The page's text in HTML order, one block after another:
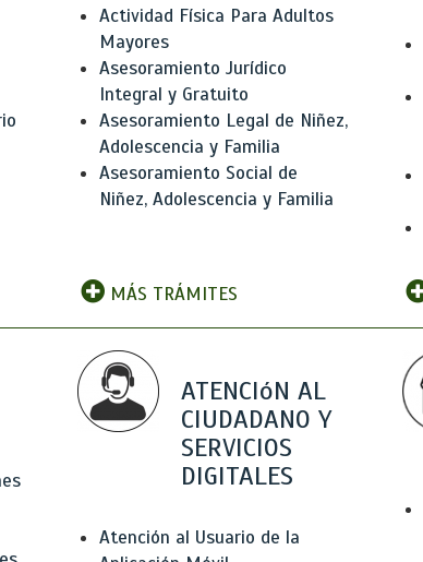
Actividad Física Para Adultos
Mayores
Asesoramiento Jurídico
Integral y Gratuito
Asesoramiento Legal de Niñez,
Adolescencia y Familia
Asesoramiento Social de
Niñez, Adolescencia y Familia
MÁS TRÁMITES
ATENCIóN AL
CIUDADANO Y
SERVICIOS
DIGITALES
Atención al Usuario de la